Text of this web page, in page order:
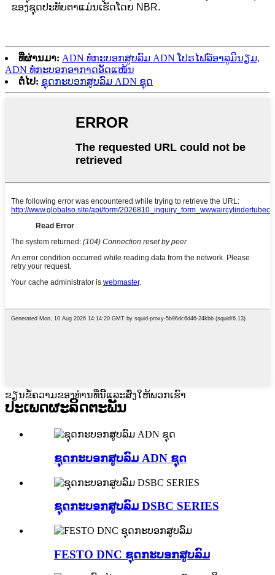
ຂອງຊຸດປະທັບຕາແມ່ນເຮັດໂດຍ NBR.
ທີ່ຜ່ານມາ: ADN ທໍ່ກະບອກສູບລົມ ADN ໂປຣໄຟລ໌ອາລູມິນຽມ,
ADN ທໍ່ກະບອກອາກາດອັດແໜ້ນ
ຕໍ່ໄປ: ຊຸດກະບອກສູບລົມ ADN ຊຸດ
ຂຽນຂໍ້ຄວາມຂອງທ່ານທີ່ນີ້ແລະສົ່ງໃຫ້ພວກເຮົາ
ປະເພດຜະລິດຕະພັນ
ຊຸດກະບອກສູບລົມ ADN ຊຸດ
ຊຸດກະບອກສູບລົມ DSBC SERIES
FESTO DNC ຊຸດກະບອກສູບລົມ